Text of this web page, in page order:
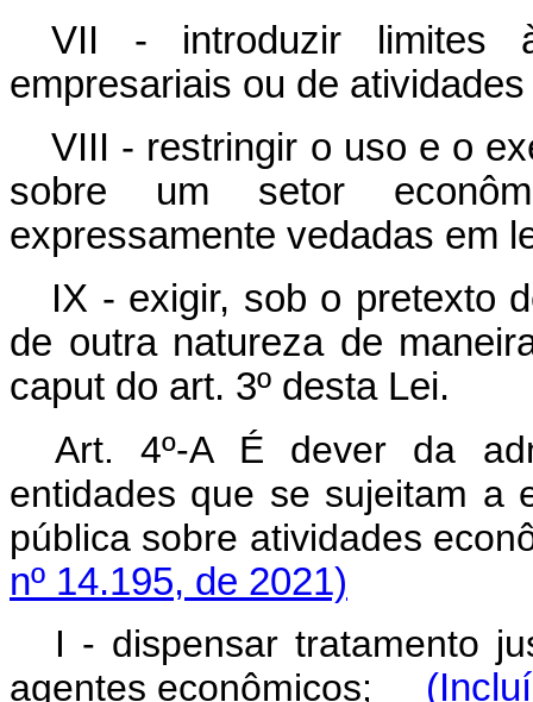
VII - introduzir limites
empresariais ou de
VIII - restringir o uso e o
sobre um setor
expressamente vedadas em
IX - exigir, sob o pretexto
de outra natureza de
caput do art. 3º desta Lei.
Art. 4º-A É dever da
entidades que se sujeitam a
pública sobre atividades
nº 14.195, de 2021)
I - dispensar tratamento
agentes econômicos;